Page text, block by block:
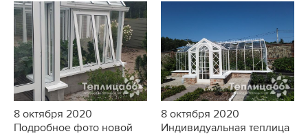
8 октября 2020
Подробное фото новой
8 октября 2020
Индивидуальная теплица